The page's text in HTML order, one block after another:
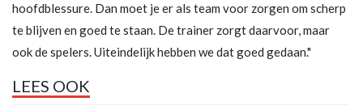
hoofdblessure. Dan moet je er als team voor zorgen om scherp
te blijven en goed te staan. De trainer zorgt daarvoor, maar
ook de spelers. Uiteindelijk hebben we dat goed gedaan."
LEES OOK